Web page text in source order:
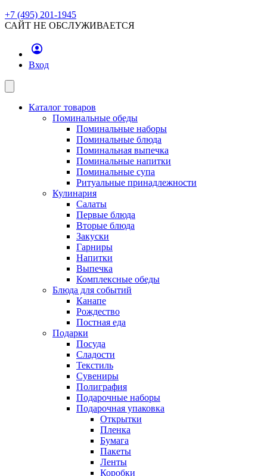
+7 (495) 201-1945
САЙТ НЕ ОБСЛУЖИВАЕТСЯ
Вход
Каталог товаров
Поминальные обеды
Поминальные наборы
Поминальные блюда
Поминальная выпечка
Поминальные напитки
Поминальные супа
Ритуальные принадлежности
Кулинария
Салаты
Первые блюда
Вторые блюда
Закуски
Гарниры
Напитки
Выпечка
Комплексные обеды
Блюда для событий
Канапе
Рождество
Постная еда
Подарки
Посуда
Сладости
Текстиль
Сувениры
Полиграфия
Подарочные наборы
Подарочная упаковка
Открытки
Пленка
Бумага
Пакеты
Ленты
Коробки